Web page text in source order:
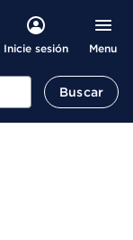
Inicie sesión Menu
Buscar